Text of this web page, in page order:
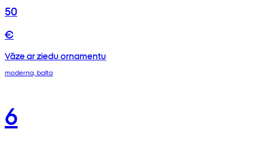
50
€
Vāze ar ziedu ornamentu
moderna, balta
6